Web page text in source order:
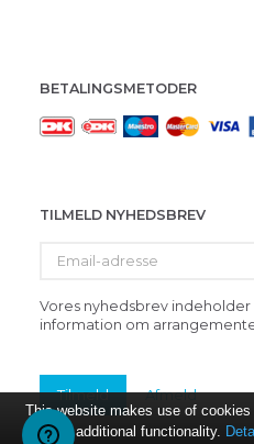
BETALINGSMETODER
TILMELD NYHEDSBREV
adresse
Vores nyhedsbrev
information om
Tilmeld Afmeld
This website makes use of
provide additional functionality.